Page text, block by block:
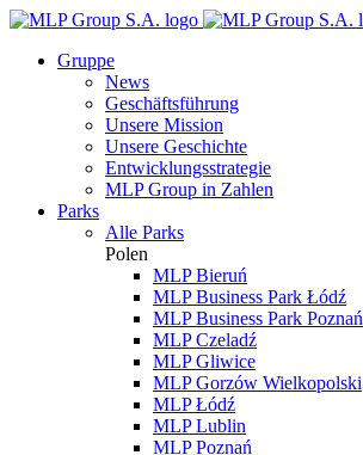
Gruppe
News
Geschäftsführung
Unsere Mission
Unsere Geschichte
Entwicklungsstrategie
MLP Group in Zahlen
Parks
Alle Parks
Polen
MLP Bieruń
MLP Business Park Łódź
MLP Business Park Poznań
MLP Czeladź
MLP Gliwice
MLP Gorzów Wielkopolski
MLP Łódź
MLP Lublin
MLP Poznań